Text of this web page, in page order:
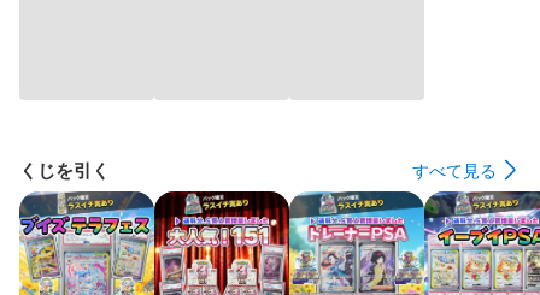
くじを引く すべて見る